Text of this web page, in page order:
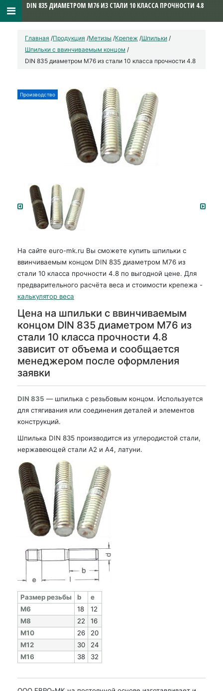
Главная /Продукция /Метизы /Крепеж /Шпильки /
Шпильки с ввинчиваемым концом /
DIN 835 диаметром М76 из стали 10 класса прочности 4.8
Производство
На сайте euro-mk.ru Вы сможете купить шпильки с
ввинчиваемым концом DIN 835 диаметром М76 из
стали 10 класса прочности 4.8 по выгодной цене. Для
предварительного расчёта веса и стоимости крепежа -
калькулятор веса
Цена на шпильки с ввинчиваемым
концом DIN 835 диаметром М76 из
стали 10 класса прочности 4.8
зависит от объема и сообщается
менеджером после оформления
заявки
DIN 835 — шпилька с резьбовым концом. Используется
для стягивания или соединения деталей и элементов
конструкций.
Шпилька DIN 835 производится из углеродистой стали,
нержавеющей стали А2 и А4, латуни.
Раз­мер резь­бы b
e
M6
18
12
M8
22
16
M10
26
20
M12
30
24
M16
38 32
DIN 835 ДИАМЕТРОМ М76 ИЗ СТАЛИ 10 КЛАССА ПРОЧНОСТИ 4.8